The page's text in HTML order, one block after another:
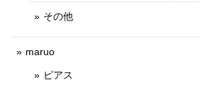
その他
maruo
ピアス